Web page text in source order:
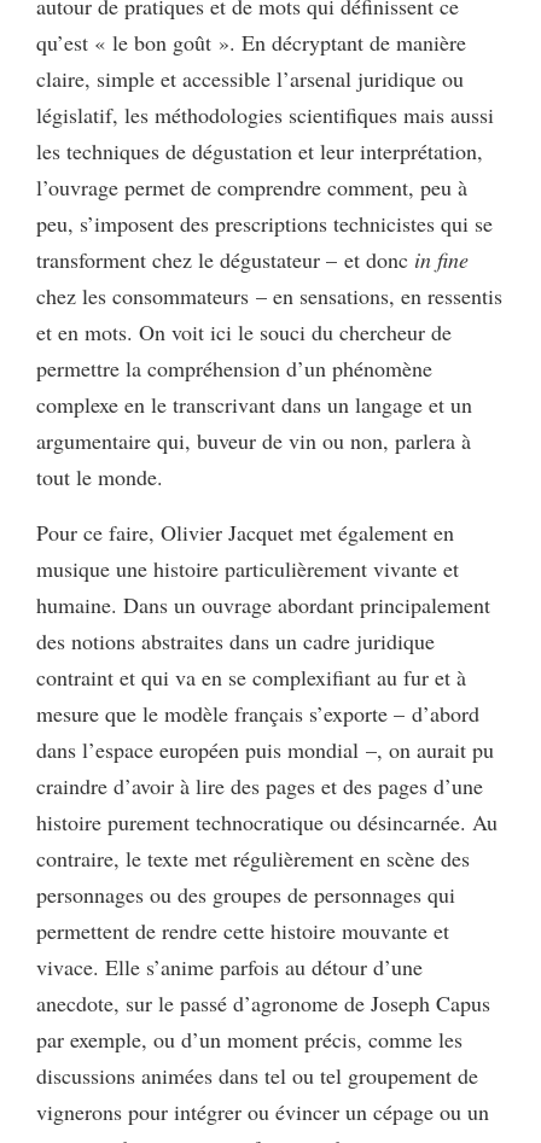
qu’est « le bon goût ». En décryptant de manière
claire, simple et accessible l’arsenal juridique ou
législatif, les méthodologies scientifiques mais aussi
les techniques de dégustation et leur interprétation,
l’ouvrage permet de comprendre comment, peu à
peu, s’imposent des prescriptions technicistes qui se
transforment chez le dégustateur – et donc in fine
chez les consommateurs – en sensations, en ressentis
et en mots. On voit ici le souci du chercheur de
permettre la compréhension d’un phénomène
complexe en le transcrivant dans un langage et un
argumentaire qui, buveur de vin ou non, parlera à
tout le monde.
Pour ce faire, Olivier Jacquet met également en
musique une histoire particulièrement vivante et
humaine. Dans un ouvrage abordant principalement
des notions abstraites dans un cadre juridique
contraint et qui va en se complexifiant au fur et à
mesure que le modèle français s’exporte – d’abord
dans l’espace européen puis mondial –, on aurait pu
craindre d’avoir à lire des pages et des pages d’une
histoire purement technocratique ou désincarnée. Au
contraire, le texte met régulièrement en scène des
personnages ou des groupes de personnages qui
permettent de rendre cette histoire mouvante et
vivace. Elle s’anime parfois au détour d’une
anecdote, sur le passé d’agronome de Joseph Capus
par exemple, ou d’un moment précis, comme les
discussions animées dans tel ou tel groupement de
vignerons pour intégrer ou évincer un cépage ou un